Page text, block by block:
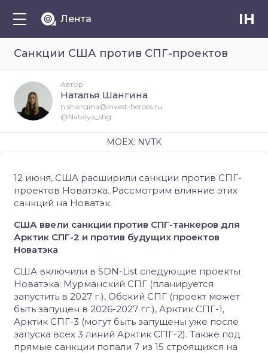
Лента IH
Санкции США против СПГ-проектов
12 июня, США расширили санкции против СПГ-
проектов Новатэка. Рассмотрим влияние этих
санкций на Новатэк.
США ввели санкции против СПГ-танкеров для
Арктик СПГ-2 и против будущих проектов
Новатэка
США включили в SDN-List следующие проекты
Новатэка: Мурманский СПГ (планируется
запустить в 2027 г.), Обский СПГ (проект может
быть запущен в 2026-2027 гг.), Арктик СПГ-1,
Арктик СПГ-3 (могут быть запущены уже после
запуска всех 3 линий Арктик СПГ-2). Также под
прямые санкции попали 7 из 15 строящихся на
Автор
Наталья Шангина
n.shangina@invest-heroes.ru
@Natalya_shg
MOEX: NVTK